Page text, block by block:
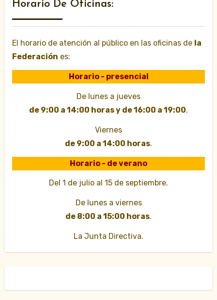
Horario De Oficinas:
El horario de atención al público en las oficinas de la
Federación es:
Horario - presencial
De lunes a jueves
de 9:00 a 14:00 horas y de 16:00 a 19:00.
Viernes
de 9:00 a 14:00 horas.
Horario - de verano
Del 1 de julio al 15 de septiembre.
De lunes a viernes
de 8:00 a 15:00 horas.
La Junta Directiva.